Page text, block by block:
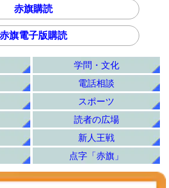
赤旗購読
赤旗電子版購読
学問・文化
電話相談
スポーツ
読者の広場
新人王戦
点字「赤旗」